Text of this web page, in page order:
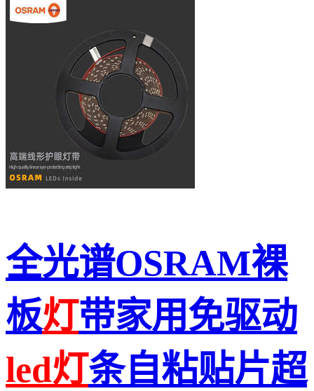
全光谱OSRAM裸
板灯带家用免驱动
led灯条自粘贴片超